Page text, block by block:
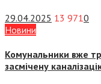
29.04.2025 13 9710
Новини
Комунальники вже
засмічену